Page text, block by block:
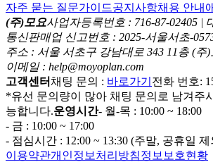
자주 묻는 질문가이드공지사항채용 안내
(주)모요사업자등록번호 : 716-87-02405 |
통신판매업 신고번호 : 2025-서울서초-
주소 : 서울 서초구 강남대로 343 11층 (주
이메일 : help@moyoplan.com
고객센터 채팅 문의 : 바로가기 전화 번호:
*유선 문의량이 많아 채팅 문의로 남겨주
능합니다.운영시간- 월-목 : 10:00 ~ 18:00
- 금 : 10:00 ~ 17:00
- 점심시간 : 12:00 ~ 13:30 (주말, 공휴일 제
이용약관개인정보처리방침정보보호현황